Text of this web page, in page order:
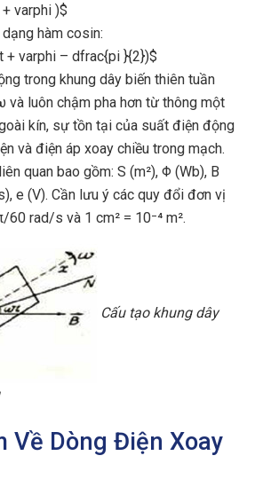
varphi )$
hàm cosin:
+ varphi – dfrac{pi }{2})$
trong khung dây biến thiên tuần
và luôn chậm pha hơn từ thông một
kín, sự tồn tại của suất điện động
và điện áp xoay chiều trong mạch.
quan bao gồm: S (m²), Φ (Wb), B
e (V). Cần lưu ý các quy đổi đơn vị
rad/s và 1 cm² = 10⁻⁴ m².
Cấu tạo khung dây
Về Dòng Điện Xoay